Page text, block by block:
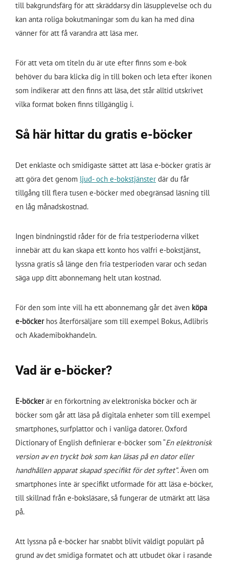
till bakgrundsfärg för att skräddarsy din läsupplevelse och du
kan anta roliga bokutmaningar som du kan ha med dina
vänner för att få varandra att läsa mer.
För att veta om titeln du är ute efter finns som e-bok
behöver du bara klicka dig in till boken och leta efter ikonen
som indikerar att den finns att läsa, det står alltid utskrivet
vilka format boken finns tillgänglig i.
Så här hittar du gratis e-böcker
Det enklaste och smidigaste sättet att läsa e-böcker gratis är
att göra det genom ljud- och e-bokstjänster där du får
tillgång till flera tusen e-böcker med obegränsad läsning till
en låg månadskostnad.
Ingen bindningstid råder för de fria testperioderna vilket
innebär att du kan skapa ett konto hos valfri e-bokstjänst,
lyssna gratis så länge den fria testperioden varar och sedan
säga upp ditt abonnemang helt utan kostnad.
För den som inte vill ha ett abonnemang går det även köpa
e-böckerhos återförsäljare som till exempel Bokus, Adlibris
och Akademibokhandeln.
Vad är e-böcker?
E-böckerär en förkortning av elektroniska böcker och är
böcker som går att läsa på digitala enheter som till exempel
smartphones, surfplattor och i vanliga datorer. Oxford
Dictionary of English definierar e-böcker som “En elektronisk
version av en tryckt bok som kan läsas på en dator eller
handhållen apparat skapad specifikt för det syftet”. Även om
smartphones inte är specifikt utformade för att läsa e-böcker,
till skillnad från e-boksläsare, så fungerar de utmärkt att läsa
på.
Att lyssna på e-böcker har snabbt blivit väldigt populärt på
grund av det smidiga formatet och att utbudet ökar i rasande